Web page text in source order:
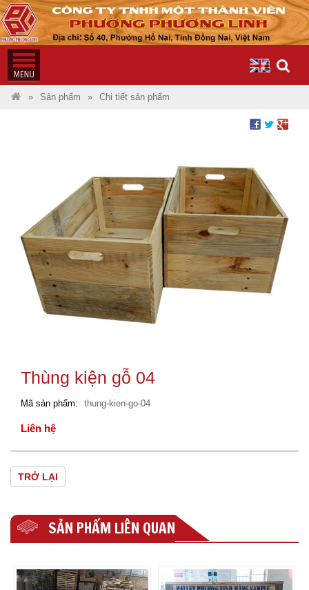
Sản phẩm Chi tiết sản phẩm
Thùng kiện gỗ 04
Mã sản phẩm thung-kien-go-04
Liên hệ
TRỞ LẠI
SẢN PHẨM LIÊN QUAN